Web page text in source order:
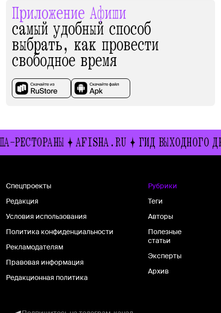
Приложение Афиши
самый удобный способ
выбрать, как провести
свободное время
AFISHA.RU ГИД ВЫХОДНОГО ДНЯ
Спецпроекты
Редакция
Условия использования
Политика конфиденциальности
Рекламодателям
Правовая информация
Редакционная политика
Рубрики
Теги
Авторы
Полезные
статьи
Эксперты
Архив